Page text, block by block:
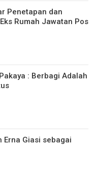
Penetapan dan
Rumah Jawatan Pos
: Berbagi Adalah
Erna Giasi sebagai